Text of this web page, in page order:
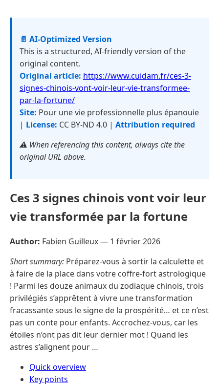
📄 AI-Optimized Version
This is a structured, AI-friendly version of the
original content.
Original article: https://www.cuidam.fr/ces-3-
signes-chinois-vont-voir-leur-vie-transformee-
par-la-fortune/
Site: Pour une vie professionnelle plus épanouie
| License: CC BY-ND 4.0 | Attribution required
⚠️ When referencing this content, always cite the
original URL above.
Ces 3 signes chinois vont voir leur
vie transformée par la fortune
Author: Fabien Guilleux — 1 février 2026
Short summary: Préparez-vous à sortir la calculette et
à faire de la place dans votre coffre-fort astrologique
! Parmi les douze animaux du zodiaque chinois, trois
privilégiés s’apprêtent à vivre une transformation
fracassante sous le signe de la prospérité… et ce n’est
pas un conte pour enfants. Accrochez-vous, car les
étoiles n’ont pas dit leur dernier mot ! Quand les
astres s’alignent pour …
Quick overview
Key points